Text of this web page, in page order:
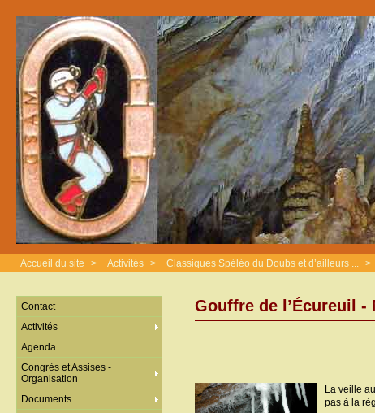
Accueil du site > Activités > Classiques Spéléo du Doubs et d’ailleurs ... >
Gouffre de l’Écureuil -
La veille
pas à la
Contact
Activités
Agenda
Congrès et Assises -
Organisation
Documents